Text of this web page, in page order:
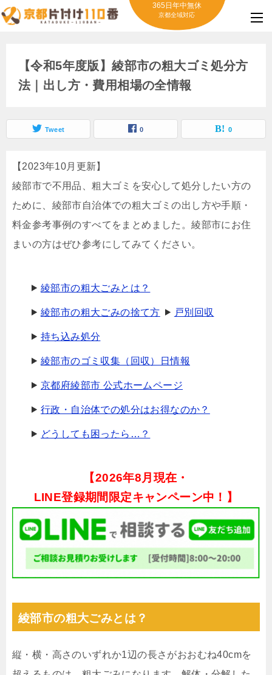
365日年中無休
京都全域対応
【令和5年度版】綾部市の粗大ゴミ処分方
法｜出し方・費用相場の全情報
Tweet 0 0
【2023年10月更新】
綾部市で不用品、粗大ゴミを安心して処分したい方の
ために、綾部市自治体での粗大ゴミの出し方や手順・
料金参考事例のすべてをまとめました。綾部市にお住
まいの方はぜひ参考にしてみてください。
綾部市の粗大ごみとは？
綾部市の粗大ごみの捨て方 戸別回収
持ち込み処分
綾部市のゴミ収集（回収）日情報
京都府綾部市 公式ホームページ
行政・自治体での処分はお得なのか？
どうしても困ったら…？
【2026年8月現在・
LINE登録期間限定キャンペーン中！】
綾部市の粗大ごみとは？
縦・横・高さのいずれか1辺の長さがおおむね40cmを